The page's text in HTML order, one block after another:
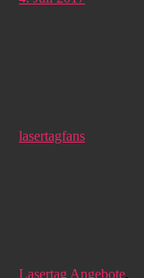
lasertagfans
Lasertag Angebote,